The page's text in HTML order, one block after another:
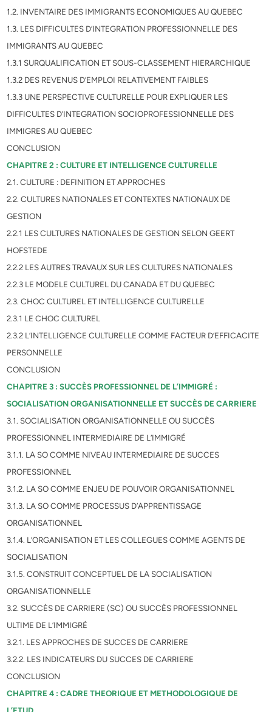
1.2. INVENTAIRE DES IMMIGRANTS ECONOMIQUES AU QUEBEC
1.3. LES DIFFICULTES D’INTEGRATION PROFESSIONNELLE DES
IMMIGRANTS AU QUEBEC
1.3.1 SURQUALIFICATION ET SOUS-CLASSEMENT HIERARCHIQUE
1.3.2 DES REVENUS D’EMPLOI RELATIVEMENT FAIBLES
1.3.3 UNE PERSPECTIVE CULTURELLE POUR EXPLIQUER LES
DIFFICULTES D’INTEGRATION SOCIOPROFESSIONNELLE DES
IMMIGRES AU QUEBEC
CONCLUSION
CHAPITRE 2 : CULTURE ET INTELLIGENCE CULTURELLE
2.1. CULTURE : DEFINITION ET APPROCHES
2.2. CULTURES NATIONALES ET CONTEXTES NATIONAUX DE
GESTION
2.2.1 LES CULTURES NATIONALES DE GESTION SELON GEERT
HOFSTEDE
2.2.2 LES AUTRES TRAVAUX SUR LES CULTURES NATIONALES
2.2.3 LE MODELE CULTUREL DU CANADA ET DU QUEBEC
2.3. CHOC CULTUREL ET INTELLIGENCE CULTURELLE
2.3.1 LE CHOC CULTUREL
2.3.2 L’INTELLIGENCE CULTURELLE COMME FACTEUR D’EFFICACITE
PERSONNELLE
CONCLUSION
CHAPITRE 3 : SUCCÈS PROFESSIONNEL DE L’IMMIGRÉ :
SOCIALISATION ORGANISATIONNELLE ET SUCCÈS DE CARRIERE
3.1. SOCIALISATION ORGANISATIONNELLE OU SUCCÈS
PROFESSIONNEL INTERMEDIAIRE DE L’IMMIGRÉ
3.1.1. LA SO COMME NIVEAU INTERMEDIAIRE DE SUCCES
PROFESSIONNEL
3.1.2. LA SO COMME ENJEU DE POUVOIR ORGANISATIONNEL
3.1.3. LA SO COMME PROCESSUS D’APPRENTISSAGE
ORGANISATIONNEL
3.1.4. L’ORGANISATION ET LES COLLEGUES COMME AGENTS DE
SOCIALISATION
3.1.5. CONSTRUIT CONCEPTUEL DE LA SOCIALISATION
ORGANISATIONNELLE
3.2. SUCCÈS DE CARRIERE (SC) OU SUCCÈS PROFESSIONNEL
ULTIME DE L’IMMIGRÉ
3.2.1. LES APPROCHES DE SUCCES DE CARRIERE
3.2.2. LES INDICATEURS DU SUCCES DE CARRIERE
CONCLUSION
CHAPITRE 4 : CADRE THEORIQUE ET METHODOLOGIQUE DE